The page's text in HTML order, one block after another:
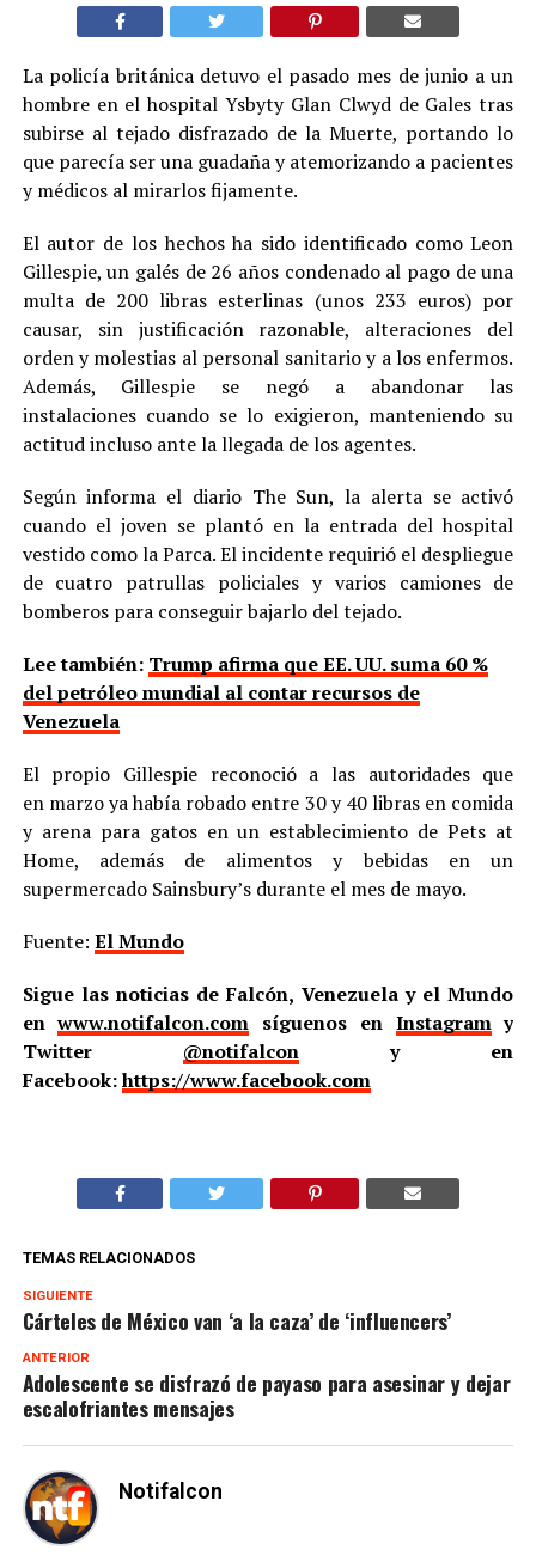
La policía británica detuvo el pasado mes de junio a un
hombre en el hospital Ysbyty Glan Clwyd de Gales tras
subirse al tejado disfrazado de la Muerte, portando lo
que parecía ser una guadaña y atemorizando a pacientes
y médicos al mirarlos fijamente.
El autor de los hechos ha sido identificado como Leon
Gillespie, un galés de 26 años condenado al pago de una
multa de 200 libras esterlinas (unos 233 euros) por
causar, sin justificación razonable, alteraciones del
orden y molestias al personal sanitario y a los enfermos.
Además, Gillespie se negó a abandonar las
instalaciones cuando se lo exigieron, manteniendo su
actitud incluso ante la llegada de los agentes.
Según informa el diario The Sun, la alerta se activó
cuando el joven se plantó en la entrada del hospital
vestido como la Parca. El incidente requirió el despliegue
de cuatro patrullas policiales y varios camiones de
bomberos para conseguir bajarlo del tejado.
Lee también: Trump afirma que EE. UU. suma 60 %
del petróleo mundial al contar recursos de
Venezuela
El propio Gillespie reconoció a las autoridades que
en marzo ya había robado entre 30 y 40 libras en comida
y arena para gatos en un establecimiento de Pets at
Home, además de alimentos y bebidas en un
supermercado Sainsbury’s durante el mes de mayo.
Fuente: El Mundo
Sigue las noticias de Falcón, Venezuela y el Mundo
enwww.notifalcon.com síguenos en Instagramy
Twitter @notifalcony en
Facebook:https://www.facebook.com
TEMAS RELACIONADOS
SIGUIENTE
Cárteles de México van ‘a la caza’ de ‘influencers’
ANTERIOR
Adolescente se disfrazó de payaso para asesinar y dejar
escalofriantes mensajes
Notifalcon